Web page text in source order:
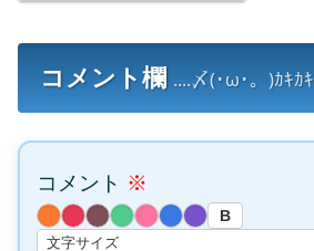
コメント欄 ....〆(･ω･。)ｶｷｶｷ
コメント ※
B